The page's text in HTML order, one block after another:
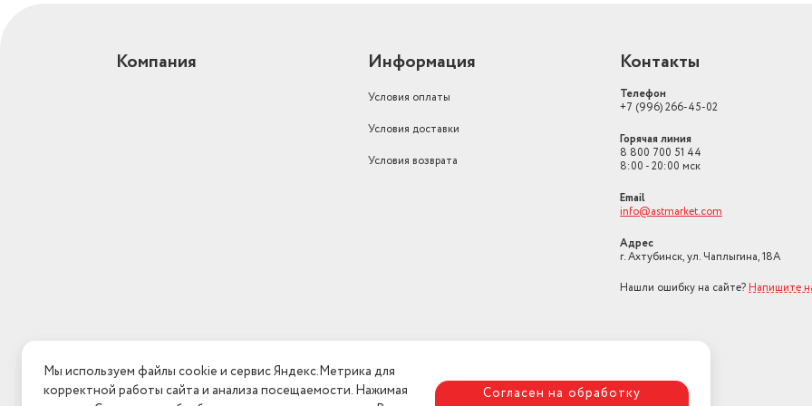
Компания Информация
Условия оплаты
Условия доставки
Условия возврата
Контакты
Телефон
+7 (996) 266-45-02
Горячая линия
8 800 700 51 44
8:00 - 20:00 мск
Email
info@astmarket.com
Адрес
г. Ахтубинск, ул. Чаплыгина, 18А
Нашли ошибку на сайте? Напишите
Мы используем файлы cookie и сервис Яндекс.Метрика для
корректной работы сайта и анализа посещаемости. Нажимая
Согласен на обработку